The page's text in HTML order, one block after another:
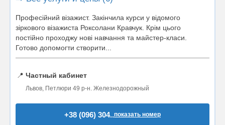
Професійний візажист. Закінчила курси у відомого
зіркового візажиста Роксолани Кравчук. Крім цього
постійно проходжу нові навчання та майстер-класи.
Готово допомогти створити...
📍 Частный кабинет
Львов, Петлюри 49 р-н. Железнодорожный
+38 (096) 304..показать номер